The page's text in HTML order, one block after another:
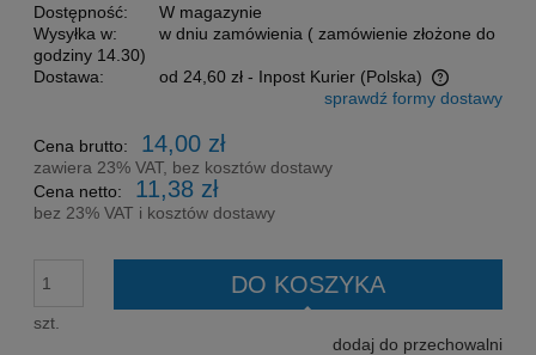
Dostępność:
W magazynie
Wysyłka w:
w dniu zamówienia ( zamówienie złożone do
godziny 14.30)
Dostawa:
od 24,60 zł - Inpost Kurier (Polska)
Cena nie zawiera ewentualnych kosztów płatnościsprawdź formy dostawy
Cena brutto: 14,00 zł
zawiera 23% VAT, bez kosztów dostawy
Cena netto:
11,38 zł
bez 23% VAT i kosztów dostawy
szt.
DO KOSZYKA
dodaj do przechowalni